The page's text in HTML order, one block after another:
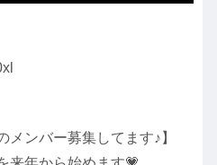
メンバー募集してます♪】